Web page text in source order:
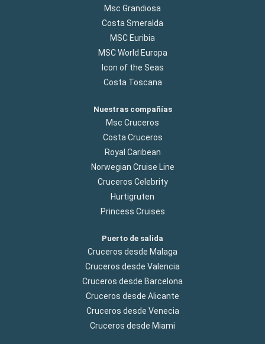
Msc Grandiosa
Costa Smeralda
MSC Euribia
MSC World Europa
Icon of the Seas
Costa Toscana
Nuestras compañías
Msc Cruceros
Costa Cruceros
Royal Caribean
Norwegian Cruise Line
Cruceros Celebrity
Hurtigruten
Princess Cruises
Puerto de salida
Cruceros desde Malaga
Cruceros desde Valencia
Cruceros desde Barcelona
Cruceros desde Alicante
Cruceros desde Venecia
Cruceros desde Miami